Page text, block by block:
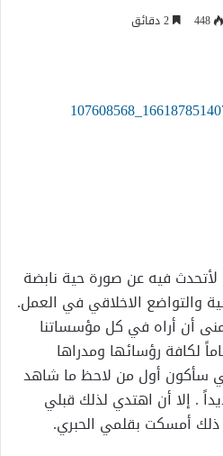
448
فيه عن صورة حية نابضة
والتواضع الاخلاقي في العمل.
أن أراه في كل مؤسساتنا
لكافة رؤسائها ومدراها
سأكون أول من لاحظ ما شاهد
. إلا أن اهتدي لذلك قبلي
أمسكت بقلمي الحبري.